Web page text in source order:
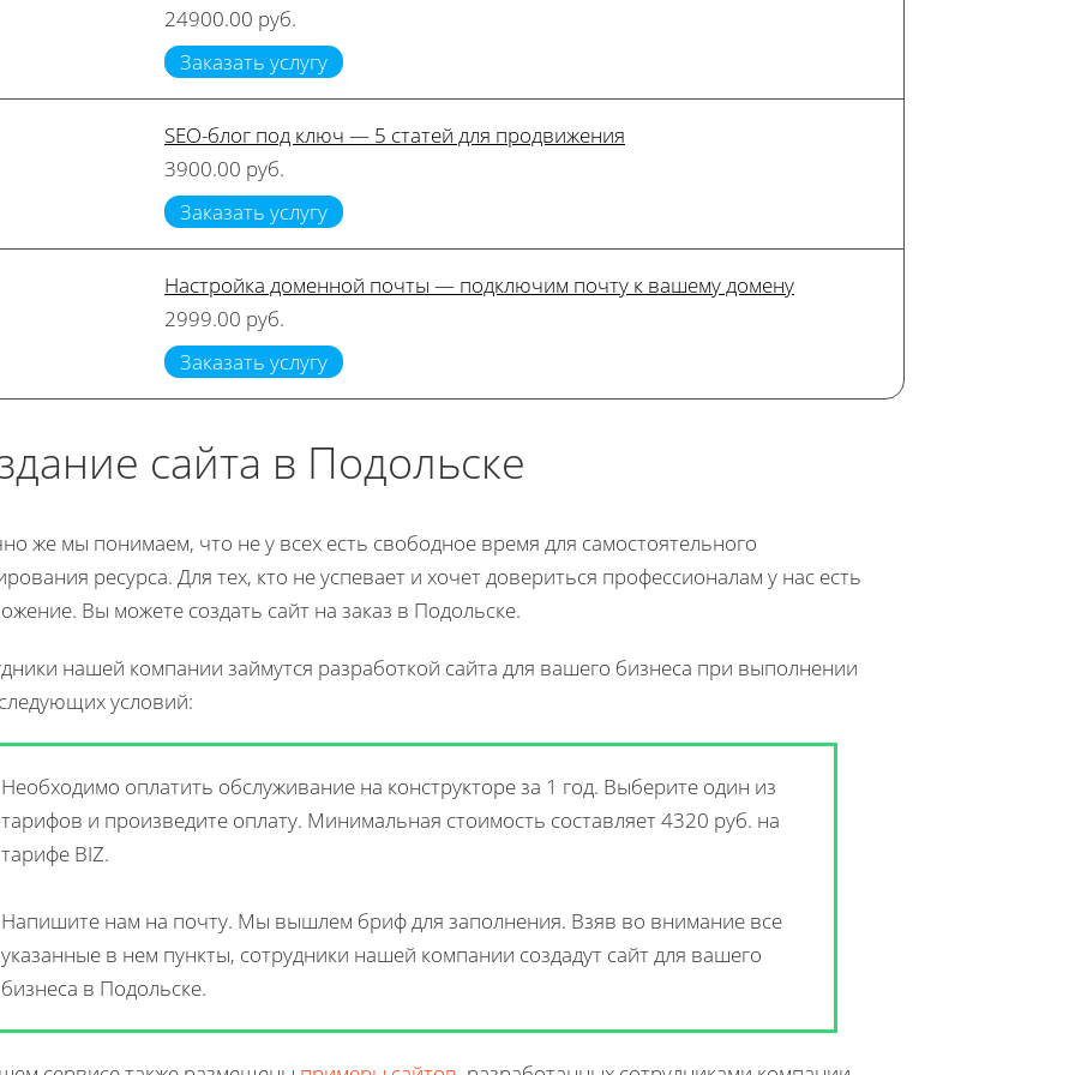
24900.00 руб.
Заказать услугу
SEO-блог под ключ — 5 статей для продвижения
3900.00 руб.
Заказать услугу
Настройка доменной почты — подключим почту к вашему домену
2999.00 руб.
Заказать услугу
сайта в Подольске
же мы понимаем, что не у всех есть свободное время для самостоятельного
ресурса. Для тех, кто не успевает и хочет довериться профессионалам у нас есть
Вы можете создать сайт на заказ в Подольске.
нашей компании займутся разработкой сайта для вашего бизнеса при выполнении
условий:
Необходимо оплатить обслуживание на конструкторе за 1 год. Выберите один из
тарифов и произведите оплату. Минимальная стоимость составляет 4320 руб. на
тарифе BIZ.
Напишите нам на почту. Мы вышлем бриф для заполнения. Взяв во внимание все
указанные в нем пункты, сотрудники нашей компании создадут сайт для вашего
бизнеса в Подольске.